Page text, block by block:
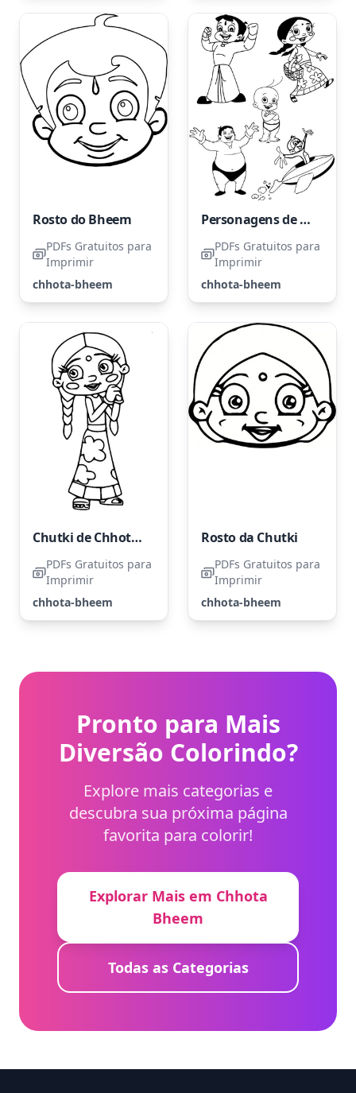
Rosto do Bheem
PDFs Gratuitos para
Imprimir
chhota-bheem
Personagens de Chhota Bheem
PDFs Gratuitos para
Imprimir
chhota-bheem
Chutki de Chhota Bheem
PDFs Gratuitos para
Imprimir
chhota-bheem
Rosto da Chutki
PDFs Gratuitos para
Imprimir
chhota-bheem
Pronto para Mais
Diversão Colorindo?
Explore mais categorias e
descubra sua próxima página
favorita para colorir!
Explorar Mais em Chhota
Bheem
Todas as Categorias